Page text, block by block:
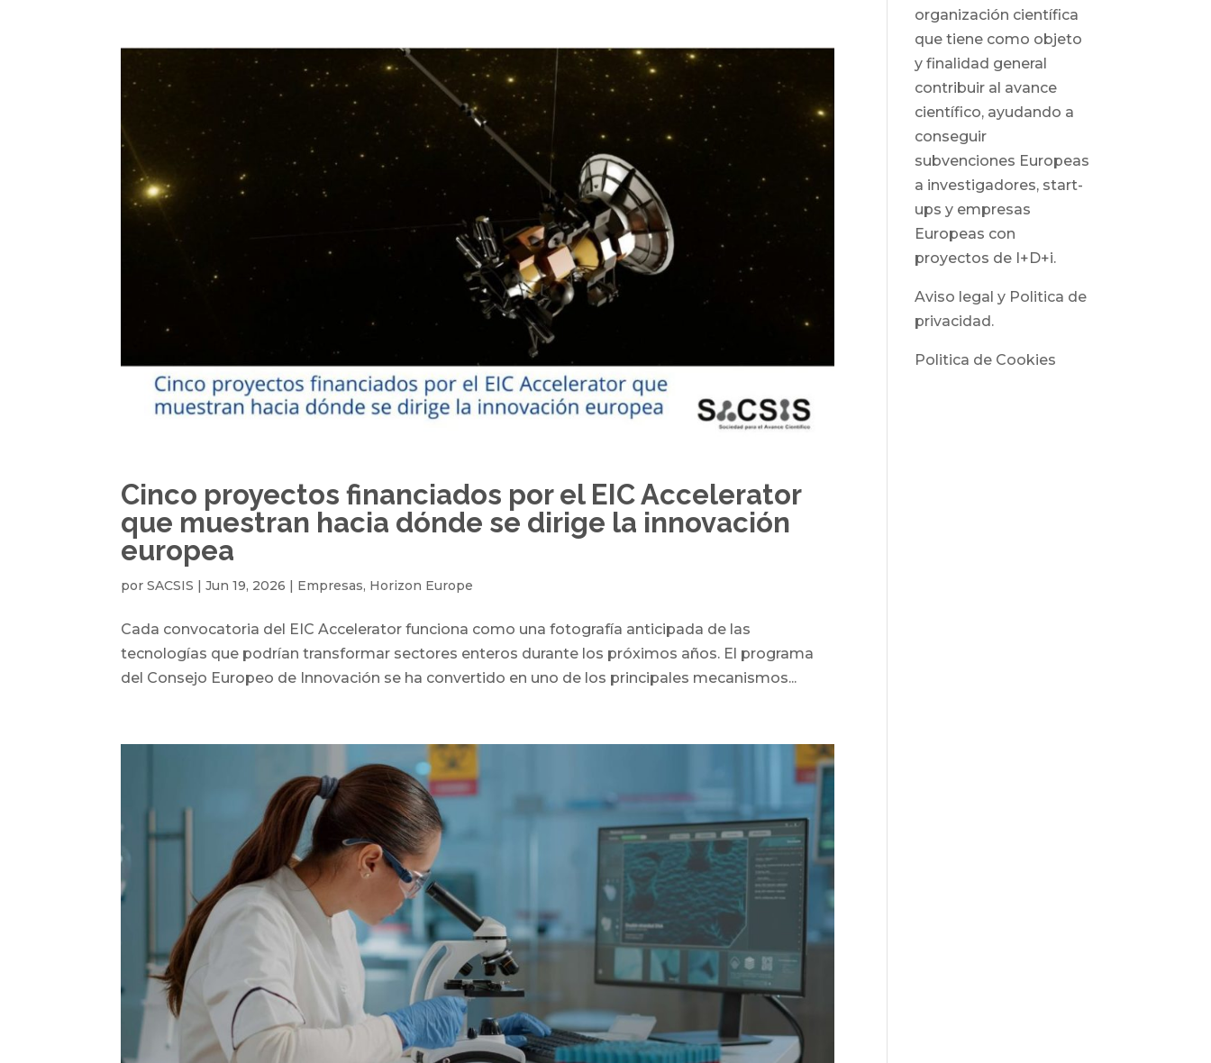
Cinco proyectos financiados por el EIC Accelerator
que muestran hacia dónde se dirige la innovación
europea
porSACSIS |Jun 19, 2026 Empresas, Horizon Europe
Cada convocatoria del EIC Accelerator funciona como una fotografía anticipada de las
tecnologías que podrían transformar sectores enteros durante los próximos años. El programa
del Consejo Europeo de Innovación se ha convertido en uno de los principales mecanismos...
organización científica
que tiene como objeto
y finalidad general
contribuir al avance
científico, ayudando a
conseguir
subvenciones Europeas
a investigadores, start-
ups y empresas
Europeas con
proyectos de I+D+i.
Aviso legal y Politica de
privacidad.
Politica de Cookies